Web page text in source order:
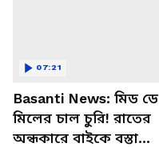
Basanti News: মিড ডে
মিলের চাল চুরি! রাতের
অন্ধকারে বাইকে বস্তা
07:21